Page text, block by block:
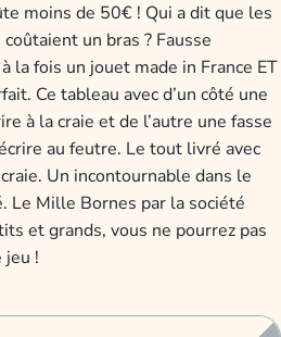
moins de 50€ ! Qui a dit que les
un bras ? Fausse
la fois un jouet made in France ET
Ce tableau avec d’un côté une
à la craie et de l’autre une fasse
au feutre. Le tout livré avec
Un incontournable dans le
Le Mille Bornes par la société
et grands, vous ne pourrez pas
jeu !